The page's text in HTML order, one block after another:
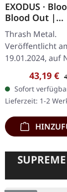
EXODUS ·
Blood Out |
CLEAR/GOLD/
SPLATTER 2LP
Thrash Metal.
Veröffentlicht
19.01.2024, auf
Blast Records.
schwarzes
Doppel-Vinyl.
liefern mit
Blood…
43,19 €
Sofort
Lieferzeit: 1-2